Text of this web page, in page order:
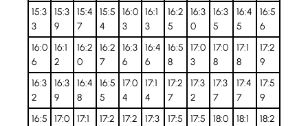
15:3
3
15:3
9
15:4
7
15:5
4
16:0
3
16:1
3
16:2
5
16:3
0
16:3
5
16:4
5
16:5
6
16:0
6
16:1
2
16:2
0
16:2
7
16:3
6
16:4
6
16:5
8
17:0
3
17:0
8
17:1
8
17:2
9
16:3
2
16:3
9
16:4
8
16:5
5
17:0
4
17:1
4
17:2
7
17:3
2
17:3
7
17:4
7
17:5
9
16:5
17:0
17:1
17:2
17:2
17:3
17:5
17:5
18:0
18:1
18:2